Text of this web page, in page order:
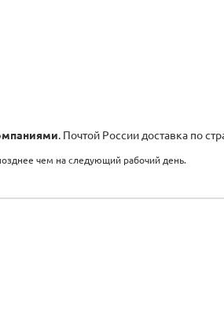
. Почтой России доставка по
чем на следующий рабочий день.